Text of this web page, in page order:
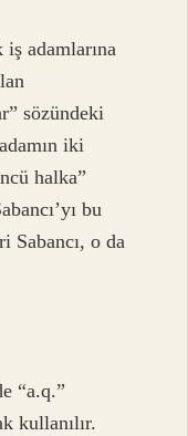
iş adamlarına
sözündeki
iki
halka”
bu
Sabancı, o da
“a.q.”
kullanılır.